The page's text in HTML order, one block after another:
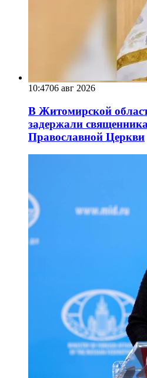
10:4706 авг 2026
В Житомирской
задержали
Православной Церкви